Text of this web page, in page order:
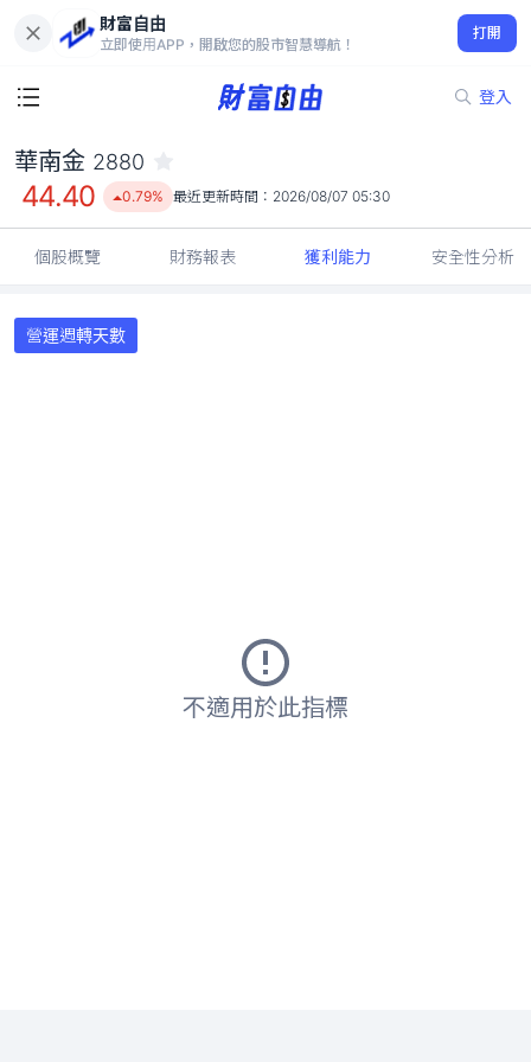
財富自由
立即使用APP，開啟您的股市智慧導航！
打開
登入
44.40
0.79%
華南金 2880
44.40 0.79% 最近更新時間： 2026/08/07 05:30
個股概覽 財務報表 獲利能力 安全性分析
營運週轉天數
不適用於此指標